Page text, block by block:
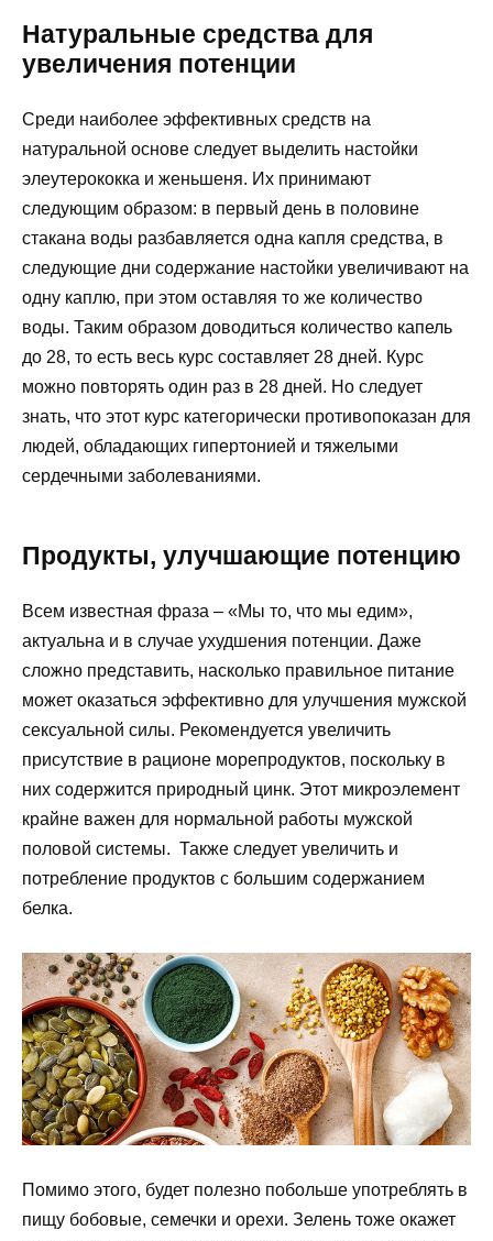
Натуральные средства для
увеличения потенции
Среди наиболее эффективных средств на
натуральной основе следует выделить настойки
элеутерококка и женьшеня. Их принимают
следующим образом: в первый день в половине
стакана воды разбавляется одна капля средства, в
следующие дни содержание настойки увеличивают на
одну каплю, при этом оставляя то же количество
воды. Таким образом доводиться количество капель
до 28, то есть весь курс составляет 28 дней. Курс
можно повторять один раз в 28 дней. Но следует
знать, что этот курс категорически противопоказан для
людей, обладающих гипертонией и тяжелыми
сердечными заболеваниями.
Продукты, улучшающие потенцию
Всем известная фраза – «Мы то, что мы едим»,
актуальна и в случае ухудшения потенции. Даже
сложно представить, насколько правильное питание
может оказаться эффективно для улучшения мужской
сексуальной силы. Рекомендуется увеличить
присутствие в рационе морепродуктов, поскольку в
них содержится природный цинк. Этот микроэлемент
крайне важен для нормальной работы мужской
половой системы. Также следует увеличить и
потребление продуктов с большим содержанием
белка.
Помимо этого, будет полезно побольше употреблять в
пищу бобовые, семечки и орехи. Зелень тоже окажет